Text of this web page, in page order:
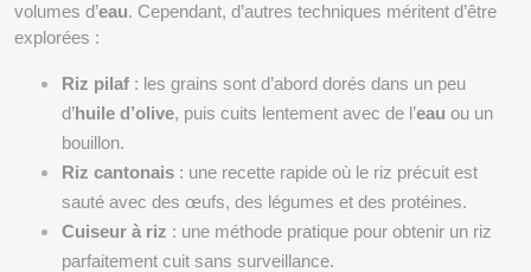
volumes d’eau. Cependant, d’autres techniques méritent d’être
explorées :
Riz pilaf : les grains sont d’abord dorés dans un peu
d’huile d’olive, puis cuits lentement avec de l’eau ou un
bouillon.
Riz cantonais : une recette rapide où le riz précuit est
sauté avec des œufs, des légumes et des protéines.
Cuiseur à riz : une méthode pratique pour obtenir un riz
parfaitement cuit sans surveillance.